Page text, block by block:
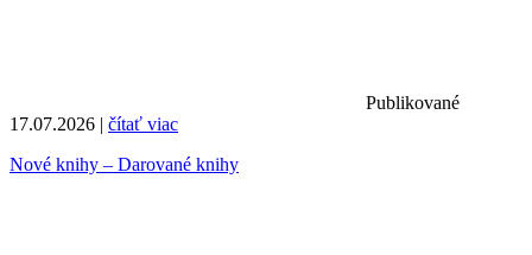
Publikované
17.07.2026 | čítať viac
Nové knihy – Darované knihy